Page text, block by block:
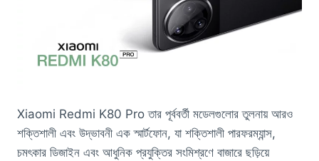
Xiaomi Redmi K80 Pro তার পূর্ববর্তী মডেলগুলোর তুলনায় আরও
শক্তিশালী এবং উদ্ভাবনী এক স্মার্টফোন, যা শক্তিশালী পারফরম্যান্স,
চমৎকার ডিজাইন এবং আধুনিক প্রযুক্তির সংমিশ্রণে বাজারে ছড়িয়ে